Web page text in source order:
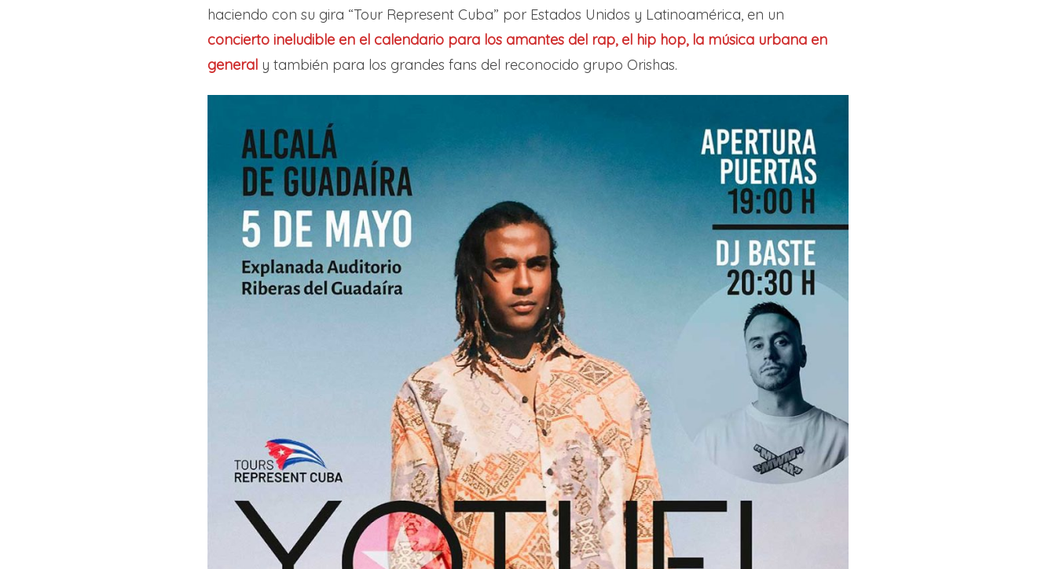
haciendo con su gira “Tour Represent Cuba” por Estados Unidos y Latinoamérica, en un
concierto ineludible en el calendario para los amantes del rap, el hip hop, la música urbana en
generaly también para los grandes fans del reconocido grupo Orishas.